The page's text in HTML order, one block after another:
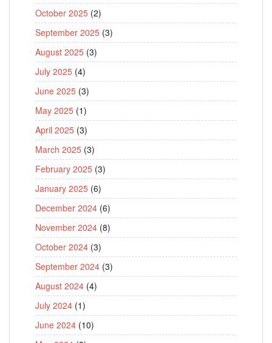
October 2025 (2)
September 2025 (3)
August 2025 (3)
July 2025 (4)
June 2025 (3)
May 2025 (1)
April 2025 (3)
March 2025 (3)
February 2025 (3)
January 2025 (6)
December 2024 (6)
November 2024 (8)
October 2024 (3)
September 2024 (3)
August 2024 (4)
July 2024 (1)
June 2024 (10)